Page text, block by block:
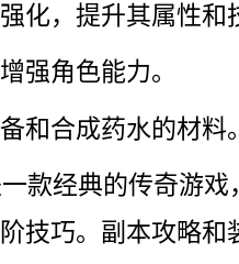
化，提升其属性和
强角色能力。
和合成药水的材料
款经典的传奇游
技巧。副本攻略和